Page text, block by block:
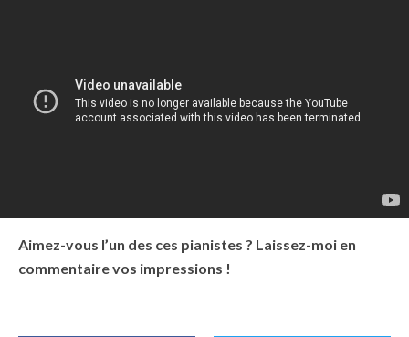
Aimez-vous l’un des ces pianistes ? Laissez-moi en
commentaire vos impressions !